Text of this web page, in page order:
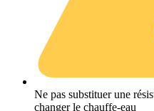
Ne pas substituer une
changer le chauffe-eau